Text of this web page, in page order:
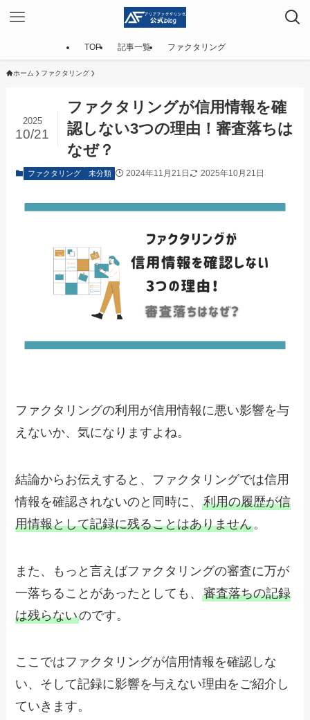
TOP 記事一覧 ファクタリング
ホーム ファクタリング
ファクタリングが信用情報を確
認しない3つの理由！審査落ちは
なぜ？
2025
10/21
ファクタリング 未分類 2024年11月21日 2025年10月21日
ファクタリングの利用が信用情報に悪い影響を与
えないか、気になりますよね。
結論からお伝えすると、ファクタリングでは信用
情報を確認されないのと同時に、利用の履歴が信
用情報として記録に残ることはありません。
また、もっと言えばファクタリングの審査に万が
一落ちることがあったとしても、審査落ちの記録
は残らないのです。
ここではファクタリングが信用情報を確認しな
い、そして記録に影響を与えない理由をご紹介し
ていきます。